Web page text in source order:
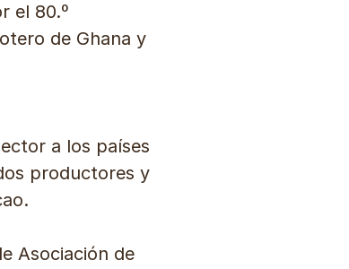
el 80.º
de Ghana y
a los países
productores y
Asociación de